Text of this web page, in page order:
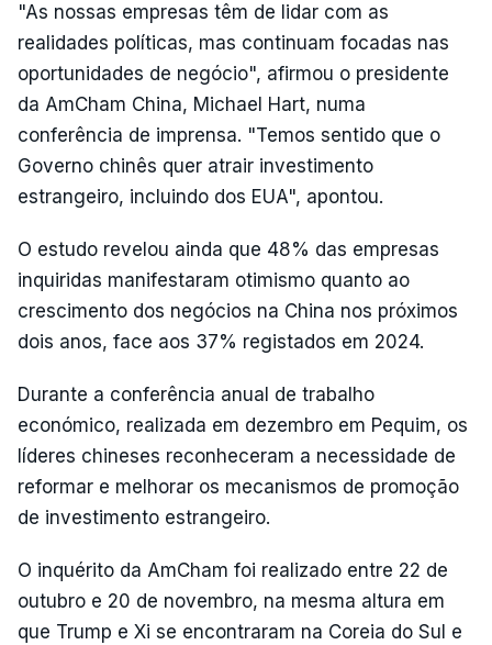
"As nossas empresas têm de lidar com as
realidades políticas, mas continuam focadas nas
oportunidades de negócio", afirmou o presidente
da AmCham China, Michael Hart, numa
conferência de imprensa. "Temos sentido que o
Governo chinês quer atrair investimento
estrangeiro, incluindo dos EUA", apontou.
O estudo revelou ainda que 48% das empresas
inquiridas manifestaram otimismo quanto ao
crescimento dos negócios na China nos próximos
dois anos, face aos 37% registados em 2024.
Durante a conferência anual de trabalho
económico, realizada em dezembro em Pequim, os
líderes chineses reconheceram a necessidade de
reformar e melhorar os mecanismos de promoção
de investimento estrangeiro.
O inquérito da AmCham foi realizado entre 22 de
outubro e 20 de novembro, na mesma altura em
que Trump e Xi se encontraram na Coreia do Sul e